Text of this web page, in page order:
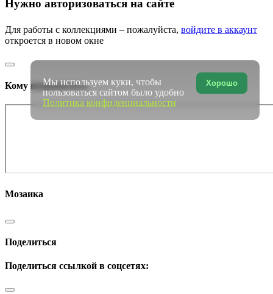
Нужно авторизоваться на сайте
Для работы с коллекциями – пожалуйста, войдите в аккаунт
откроется в новом окне
Кому понравилось
Мозаика
Поделиться
Поделиться ссылкой в соцсетях:
Хорошо
Мы используем куки, чтобы
пользоваться сайтом было удобно
Политика конфиденциальности